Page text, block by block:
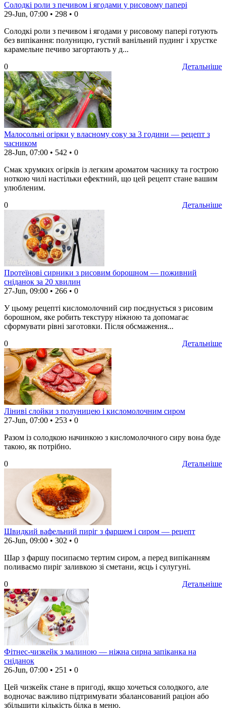
Солодкі роли з печивом і ягодами у рисовому папері
29-Jun, 07:00 • 298 • 0
Солодкі роли з печивом і ягодами у рисовому папері готують
без випікання: полуницю, густий ванільний пудинг і хрустке
карамельне печиво загортають у д...
Детальніше
0
Малосольні огірки у власному соку за 3 години — рецепт з
часником
28-Jun, 07:00 • 542 • 0
Смак хрумких огірків із легким ароматом часнику та гострою
ноткою чилі настільки ефектний, що цей рецепт стане вашим
улюбленим.
Детальніше
0
Протеїнові сирники з рисовим борошном — поживний
сніданок за 20 хвилин
27-Jun, 09:00 • 266 • 0
У цьому рецепті кисломолочний сир поєднується з рисовим
борошном, яке робить текстуру ніжною та допомагає
сформувати рівні заготовки. Після обсмаження...
Детальніше
0
Ліниві слойки з полуницею і кисломолочним сиром
27-Jun, 07:00 • 253 • 0
Разом із солодкою начинкою з кисломолочного сиру вона буде
такою, як потрібно.
Детальніше
0
Швидкий вафельний пиріг з фаршем і сиром — рецепт
26-Jun, 09:00 • 302 • 0
Шар з фаршу посипаємо тертим сиром, а перед випіканням
поливаємо пиріг заливкою зі сметани, яєць і сулугуні.
Детальніше
0
Фітнес-чизкейк з малиною — ніжна сирна запіканка на
сніданок
26-Jun, 07:00 • 251 • 0
Цей чизкейк стане в пригоді, якщо хочеться солодкого, але
водночас важливо підтримувати збалансований раціон або
збільшити кількість білка в меню.